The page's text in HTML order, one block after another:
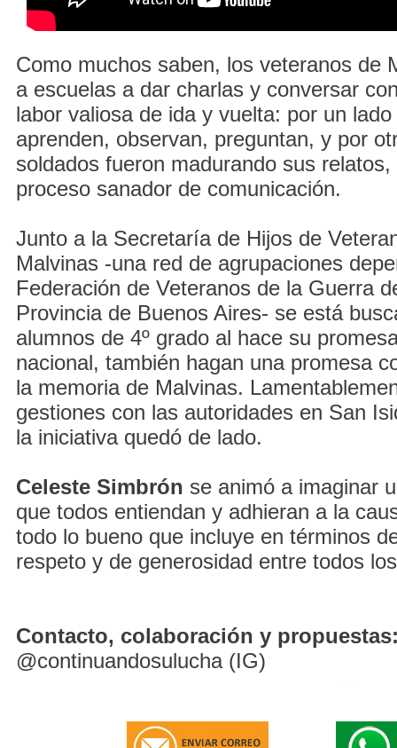
Como muchos saben, los veteranos de
a escuelas a dar charlas y conversar
labor valiosa de ida y vuelta: por un
aprenden, observan, preguntan, y por
soldados fueron madurando sus
proceso sanador de comunicación.
Junto a la Secretaría de Hijos de
Malvinas -una red de agrupaciones
Federación de Veteranos de la Guerra
Provincia de Buenos Aires- se está
alumnos de 4º grado al hace su
nacional, también hagan una promesa
la memoria de Malvinas.
gestiones con las autoridades en San
la iniciativa quedó de lado.
Celeste Simbrón se animó a imaginar
que todos entiendan y adhieran a la
todo lo bueno que incluye en términos
respeto y de generosidad entre todos
Contacto, colaboración y
@continuandosulucha (IG)